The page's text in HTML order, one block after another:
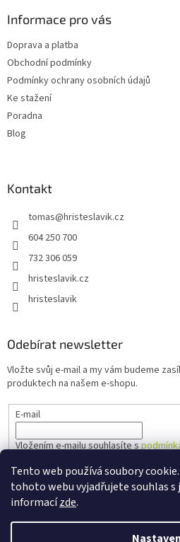
Tento web používá soubory
tohoto webu vyjadřujete souhlas s
informacízde.
Informace pro vás
Doprava a platba
Obchodní podmínky
Podmínky ochrany osobních údajů
Ke stažení
Poradna
Blog
Kontakt
tomas@hristeslavik.cz
604 250 700
732 306 059
hristeslavik.cz
hristeslavik
Odebírat newsletter
Vložte svůj e-mail a my vám budeme
produktech na našem e-shopu.
E-mail
Vložením e-mailu souhlasíte s
PŘIHLÁSIT SE